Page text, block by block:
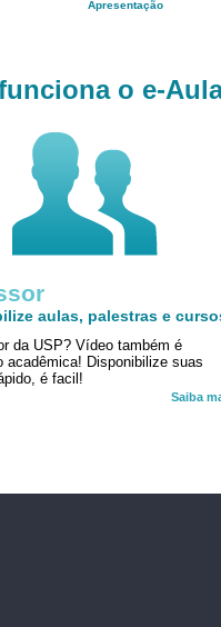
Apresentação
o e-
aulas, palestras e
da USP? Vídeo também é
acadêmica! Disponibilize suas
é facil!
Saiba